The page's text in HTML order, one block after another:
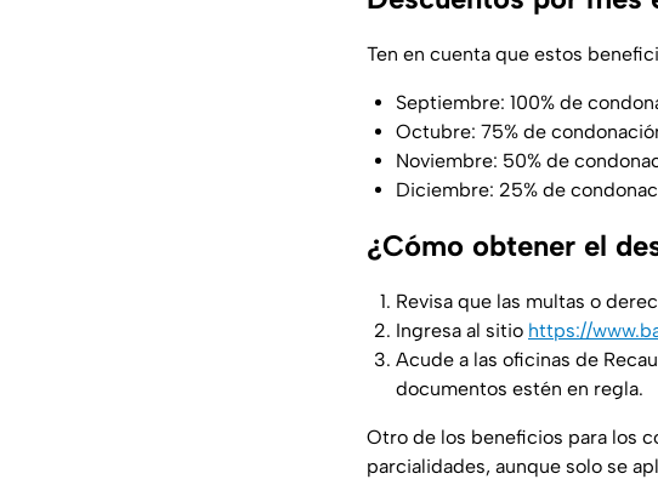
Ten en cuenta que estos
Septiembre: 100% de
Octubre: 75% de
Noviembre: 50% de
Diciembre: 25% de
¿Cómo obtener el
Revisa que las multas o
Ingresa al sitio https://
Acude a las oficinas de
documentos estén en regla.
Otro de los beneficios para los
parcialidades, aunque solo se